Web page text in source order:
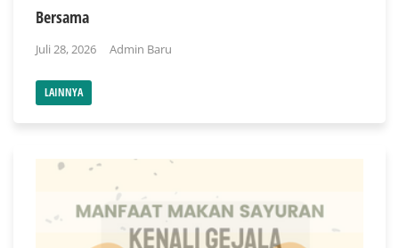
Bersama
Juli 28, 2026 Admin Baru
LAINNYA